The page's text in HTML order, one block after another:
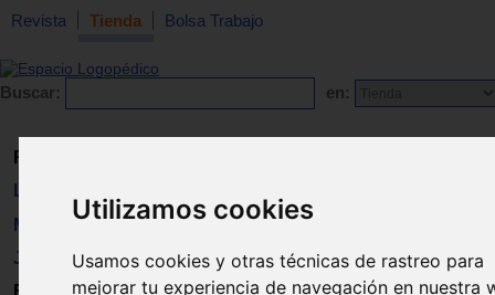
Utilizamos cookies
Usamos cookies y otras técnicas de rastreo para
mejorar tu experiencia de navegación en nuestra
Revista Tienda Bolsa Trabajo
Buscar: en:
Revista
Libros
Material
Juguetes
Formación